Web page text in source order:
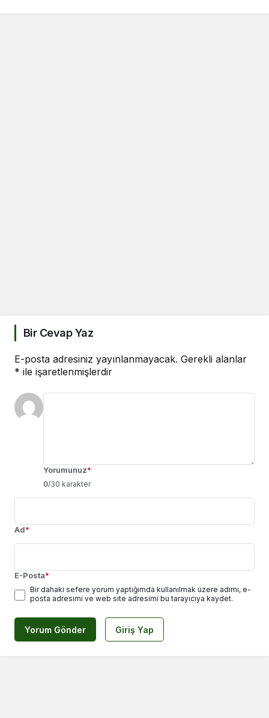
Bir Cevap Yaz
E-posta adresiniz yayınlanmayacak. Gerekli alanlar
* ile işaretlenmişlerdir
Yorumunuz*
0/30 karakter
Ad*
E-Posta*
Bir dahaki sefere yorum yaptığımda kullanılmak üzere adımı, e-
posta adresimi ve web site adresimi bu tarayıcıya kaydet.
Yorum Gönder Giriş Yap